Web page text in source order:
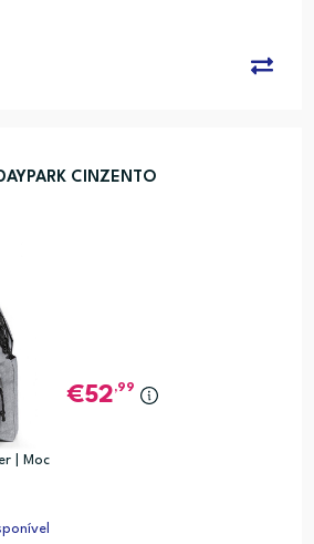
CINZENTO
| Moc
52,99